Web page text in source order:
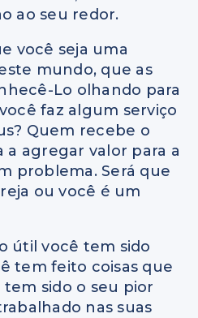
ao seu redor.
você seja uma
mundo, que as
Lo olhando para
faz algum serviço
Quem recebe o
a agregar valor para a
problema. Será que
ou você é um
útil você tem sido
tem feito coisas que
tem sido o seu pior
nas suas